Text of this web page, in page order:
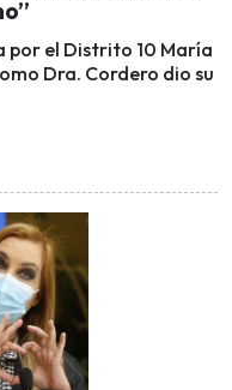
por el Distrito 10 María
Dra. Cordero dio su